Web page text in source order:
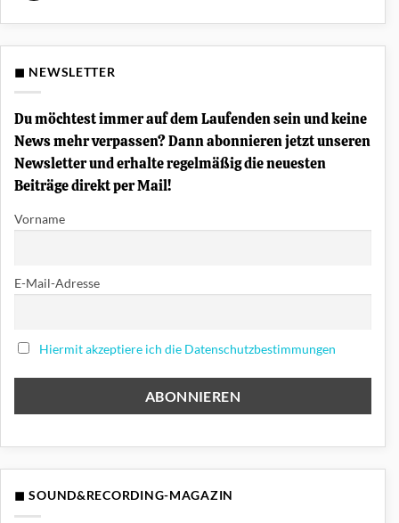
am
zu
Chord-
erklärt
◼ NEWSLETTER
Du möchtest immer auf dem Laufenden sein und keine
News mehr verpassen? Dann abonnieren jetzt unseren
Newsletter und erhalte regelmäßig die neuesten
Beiträge direkt per Mail!
Vorname
E-Mail-Adresse
Hiermit akzeptiere ich die Datenschutzbestimmungen
◼ SOUND&RECORDING-MAGAZIN